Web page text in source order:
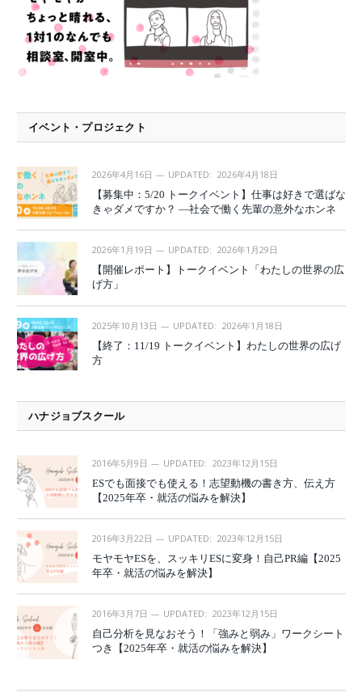
イベント・プロジェクト
2026年4月16日 UPDATED: 2026年4月18日
【募集中：5/20 トークイベント】仕事は好きで選ばな
きゃダメですか？ —社会で働く先輩の意外なホンネ
2026年1月19日 UPDATED: 2026年1月29日
【開催レポート】トークイベント「わたしの世界の広
げ方」
2025年10月13日 UPDATED: 2026年1月18日
【終了：11/19 トークイベント】わたしの世界の広げ
方
ハナジョブスクール
2016年5月9日 UPDATED: 2023年12月15日
ESでも面接でも使える！志望動機の書き方、伝え方
【2025年卒・就活の悩みを解決】
2016年3月22日 UPDATED: 2023年12月15日
モヤモヤESを、スッキリESに変身！自己PR編【2025
年卒・就活の悩みを解決】
2016年3月7日 UPDATED: 2023年12月15日
自己分析を見なおそう！「強みと弱み」ワークシート
つき【2025年卒・就活の悩みを解決】